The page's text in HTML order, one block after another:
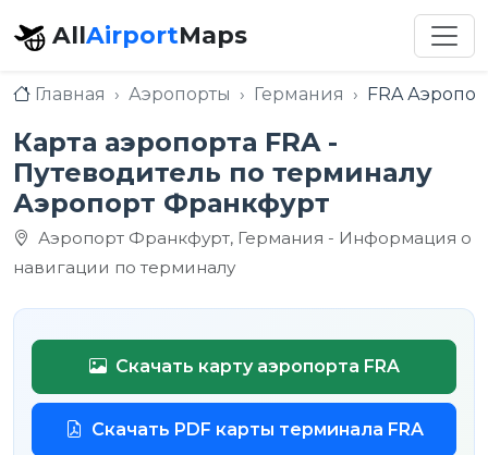
AllAirportMaps
Главная Аэропорты Германия FRA
Карта аэропорта FRA -
Путеводитель по терминалу
Аэропорт Франкфурт
Аэропорт Франкфурт, Германия - Информация о
навигации по терминалу
Скачать карту аэропорта FRA
Скачать PDF карты терминала FRA